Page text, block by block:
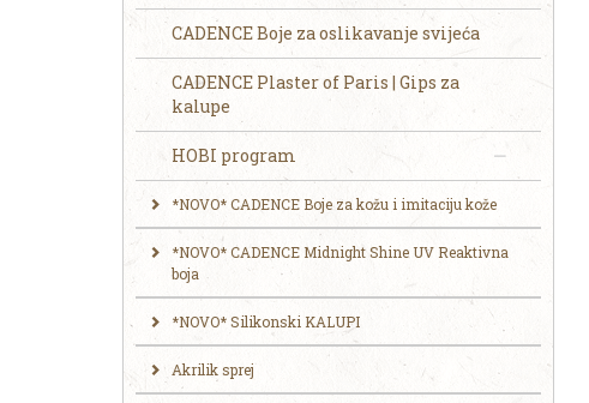
CADENCE Boje za oslikavanje svijeća
CADENCE Plaster of Paris | Gips za
kalupe
HOBI program
*NOVO* CADENCE Boje za kožu i imitaciju kože
*NOVO* CADENCE Midnight Shine UV Reaktivna
boja
*NOVO* Silikonski KALUPI
Akrilik sprej